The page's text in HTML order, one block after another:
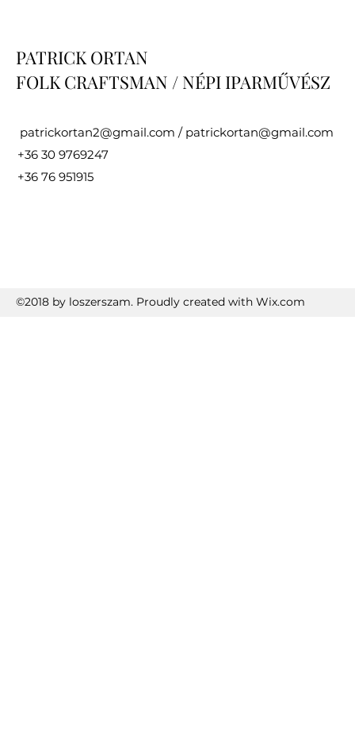
PATRICK ORTAN
FOLK CRAFTSMAN / NÉPI IPARMŰVÉSZ
patrickortan2@gmail.com / patrickortan@gmail.com
+36 30 9769247
+36 76 951915
©2018 by loszerszam. Proudly created with Wix.com